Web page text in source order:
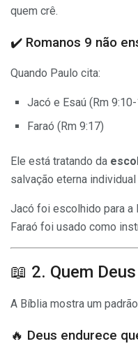
quem crê.
✔️ Romanos 9 não
Quando Paulo cita:
Jacó e Esaú (Rm
Faraó (Rm 9:17)
Ele está tratando da
salvação eterna
Jacó foi escolhido para a
Faraó foi usado como
📖 2. Quem
A Bíblia mostra um
🔥 Deus endurece